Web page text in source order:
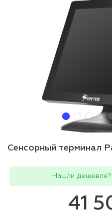
Сенсорный терминал
Нашли
41